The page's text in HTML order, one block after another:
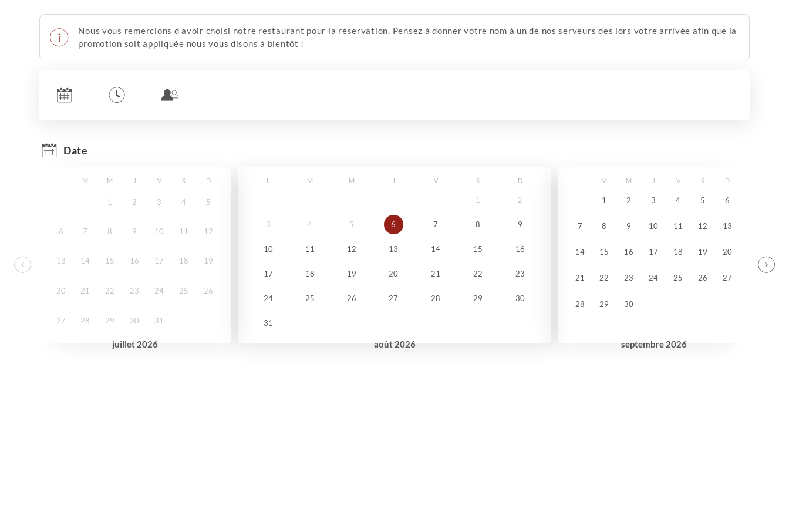
Nous vous remercions d avoir choisi notre restaurant pour la réservation. Pensez à donner votre nom à un de nos serveurs des lors votre arrivée afin que la
promotion soit appliquée nous vous disons à bientôt !
Date
juillet 2026
L M M J V S D
1 2 3 4 5
6 7 8 9 10 11 12
13 14 15 16 17 18 19
20 21 22 23 24 25 26
27 28 29 30 31
août 2026
L M M J V S D
1 2
3 4 5 6 7 8 9
10 11 12 13 14 15 16
17 18 19 20 21 22 23
24 25 26 27 28 29 30
31
septembre 2026
L M M J V S D
1 2 3 4 5 6
7 8 9 10 11 12 13
14 15 16 17 18 19 20
21 22 23 24 25 26 27
28 29 30